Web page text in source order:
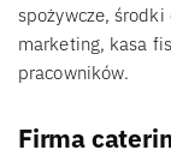
spożywcze,
marketing, kasa
pracowników.
Firma